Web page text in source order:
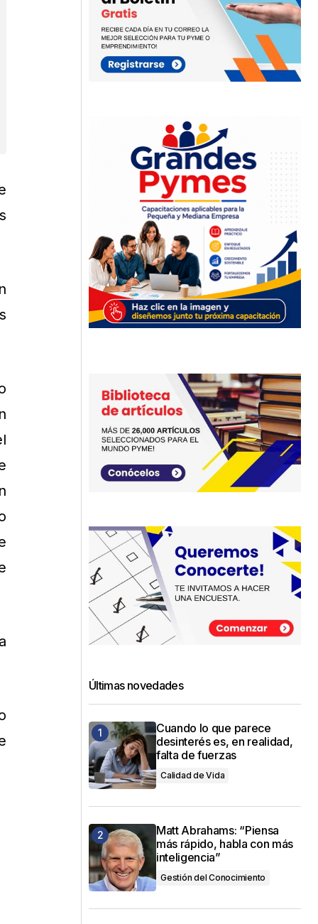
Últimas novedades
Cuando lo que parece
desinterés es, en realidad,
falta de fuerzas
Calidad de Vida
Matt Abrahams: “Piensa
más rápido, habla con más
inteligencia”
Gestión del Conocimiento